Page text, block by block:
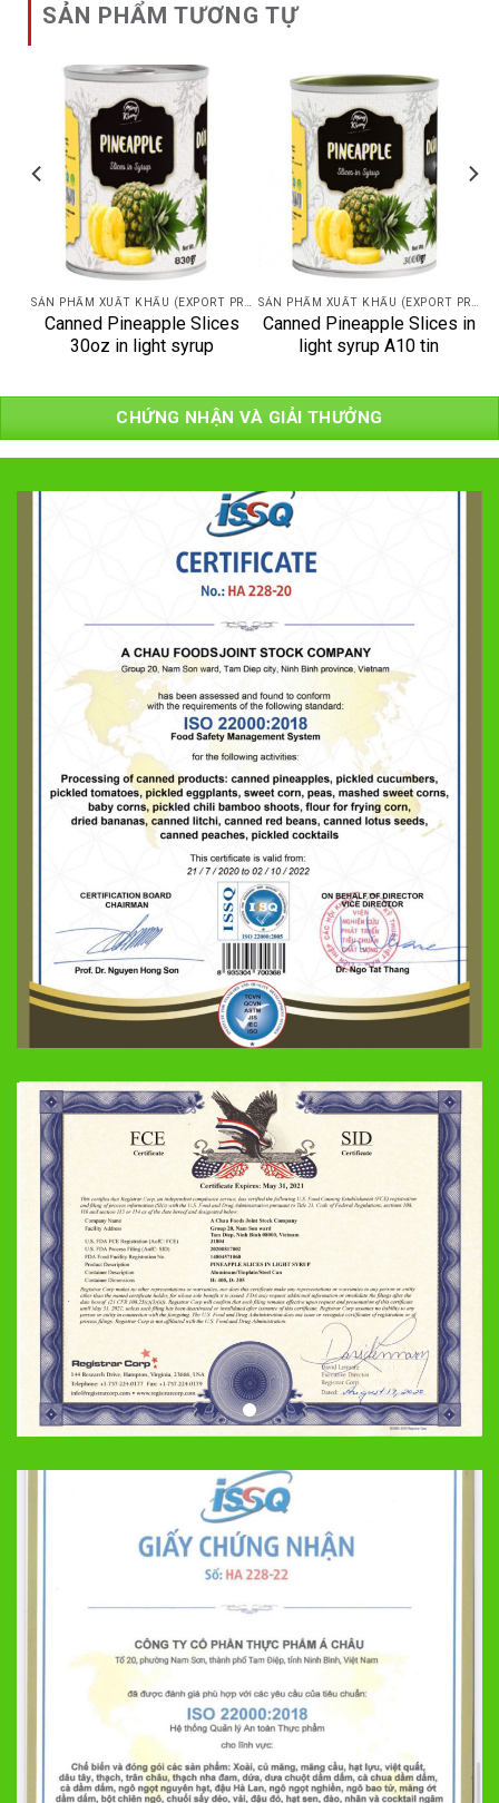
SẢN PHẨM TƯƠNG TỰ
Canned Pineapple Slices
30oz in light syrup
Canned Pineapple Slices in
light syrup A10 tin
CHỨNG NHẬN VÀ GIẢI THƯỞNG